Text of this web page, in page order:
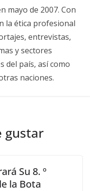
mayo de 2007. Con
la ética profesional
entrevistas,
y sectores
del país, así como
naciones.
gustar
Su 8. º
la Bota